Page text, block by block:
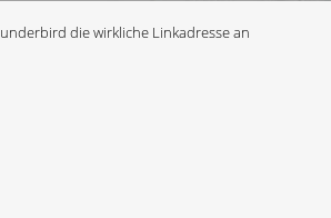
die wirkliche Linkadresse an